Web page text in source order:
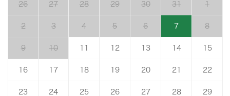
26 27 28 29 30 31 1
2 3 4 5 6 7 8
9 10 12 13 14 15
16 17 18 19 20 21 22
23 24 25 26 27 28 29